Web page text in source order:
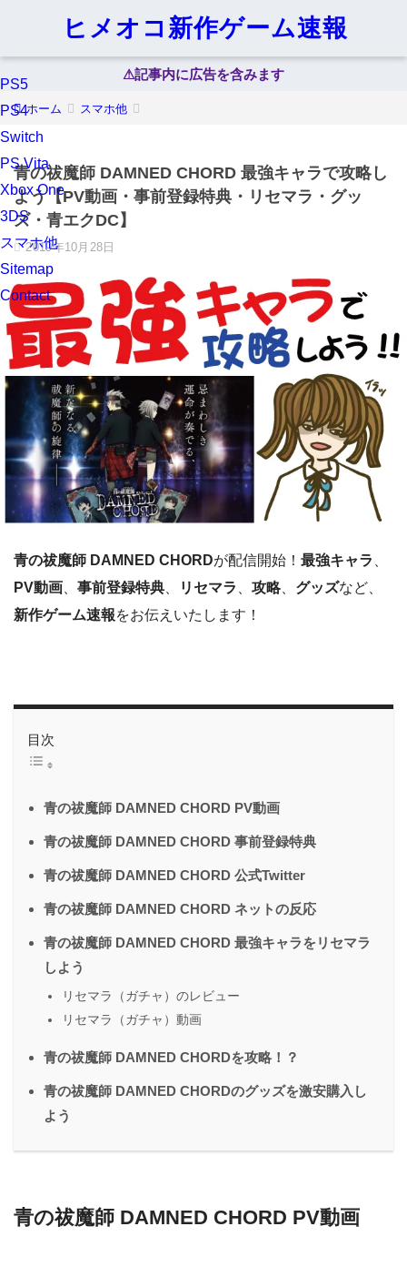
ヒメオコ新作ゲーム速報
PS5
PS4
Switch
PS Vita
Xbox One
3DS
スマホ他
Sitemap
Contact
⚠︎記事内に広告を含みます
ホーム スマホ他
青の祓魔師 DAMNED CHORD 最強キャラで攻略し
よう【PV動画・事前登録特典・リセマラ・グッ
ズ・青エクDC】
2019年10月28日
青の祓魔師 DAMNED CHORDが配信開始！ 最強キャラ
PV動画
事前登録特典 リセマラ 攻略、 グッズなど、
新作ゲーム速報をお伝えいたします！
目次
青の祓魔師 DAMNED CHORD PV動画
青の祓魔師 DAMNED CHORD 事前登録特典
青の祓魔師 DAMNED CHORD 公式Twitter
青の祓魔師 DAMNED CHORD ネットの反応
青の祓魔師 DAMNED CHORD 最強キャラをリセマラ
しよう
リセマラ（ガチャ）のレビュー
リセマラ（ガチャ）動画
青の祓魔師 DAMNED CHORDを攻略！？
青の祓魔師 DAMNED CHORDのグッズを激安購入し
よう
青の祓魔師 DAMNED CHORD PV動画